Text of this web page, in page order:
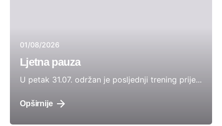
01/08/2026
Ljetna pauza
U petak 31.07. održan je posljednji trening prije...
Opširnije